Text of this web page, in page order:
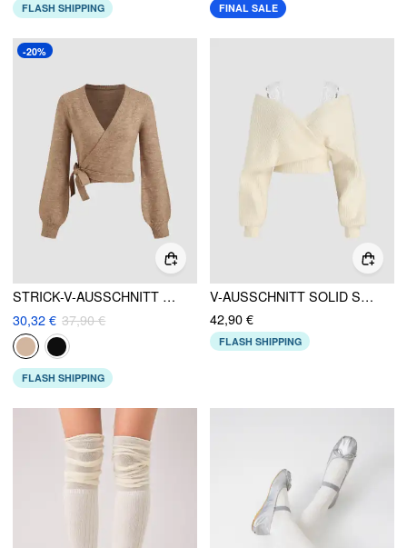
FLASH SHIPPING FINAL SALE
-20%
STRICK-V-AUSSCHNITT EINFARBIGER GEBUNDENER UMHÄNGENDER CARDIGAN
30,32 € 37,90 €
FLASH SHIPPING
V-AUSSCHNITT SOLID SPITZENSTRICK CROP WRAP PULLOVER
42,90 €
FLASH SHIPPING